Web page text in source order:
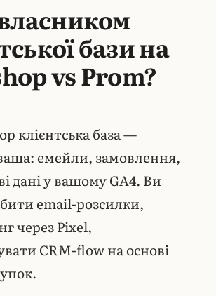
бази на
vs Prom?
клієнтська база —
емейли, замовлення,
дані у вашому GA4. Ви
email-розсилки,
черезPixel,
CRM-flow на основі